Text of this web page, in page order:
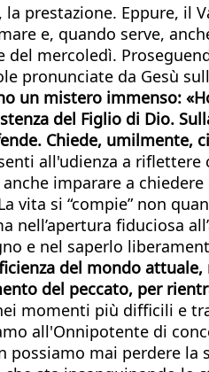
la prestazione. Eppure,
e, quando serve,
mercoledì.
pronunciate da Gesù
un mistero immenso:
del Figlio di Dio.
Chiede, umilmente,
all'udienza a
imparare a
vita si “compie” non
nell’apertura fiduciosa
e nel saperlo
del mondo
del peccato, per
momenti più difficili e
all'Onnipotente di
mai perdere